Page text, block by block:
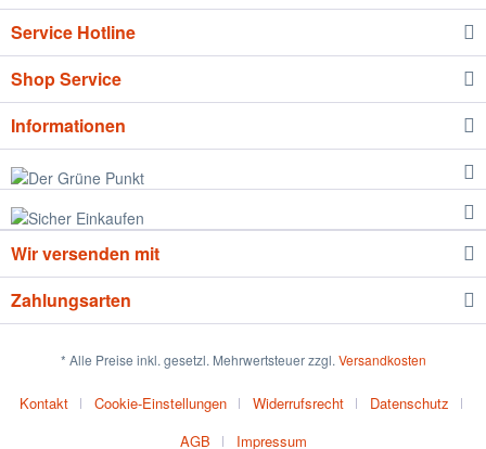
Service Hotline
Shop Service
Informationen
Wir versenden mit
Zahlungsarten
* Alle Preise inkl. gesetzl. Mehrwertsteuer zzgl. Versandkosten
Kontakt Cookie-Einstellungen Widerrufsrecht
Datenschutz
AGB
Impressum